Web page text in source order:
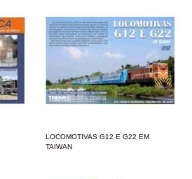
LOCOMOTIVAS G12 E G22 EM
TAIWAN